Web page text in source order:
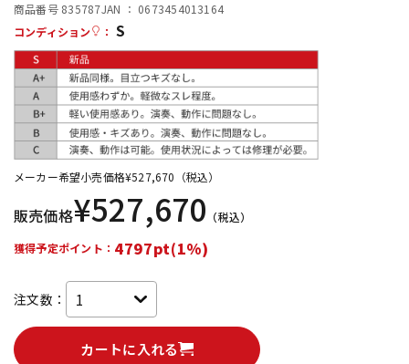
中古
商品番号 835787JAN ： 0673454013164
コンディション
： S
メーカー希望小売価格¥527,670 （税込）
販売価格¥527,670 （税込）
獲得予定ポイント： 4797pt(1%)
注文数：
カートに入れる